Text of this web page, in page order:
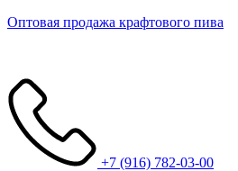
Оптовая продажа крафтового пива
+7 (916) 782-03-00